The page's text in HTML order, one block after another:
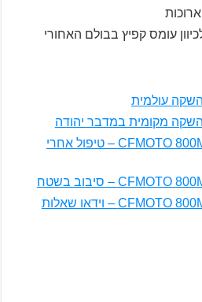
עומס קפיץ בבולם האחורי
מבחן ארוך טווח ל־CFMOTO 800MT-X – טיפול אחרי
מבחן ארוך טווח ל־CFMOTO 800MT-X – וידאו שאלות